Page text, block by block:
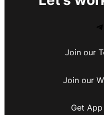
Join our
Join our
Get